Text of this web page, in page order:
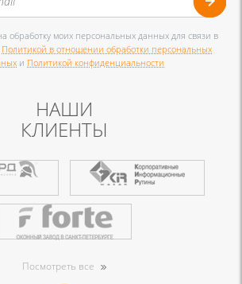
обработку моих персональных данных для связи в
Политикой в отношении обработки персональных
и Политикой конфиденциальности
НАШИ
КЛИЕНТЫ
Посмотреть все